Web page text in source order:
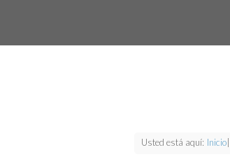
Usted está aquí: Inicio